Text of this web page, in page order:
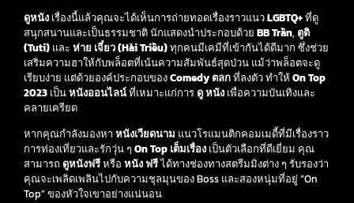
ดูหนัง เรื่องนี้แล้วคุณจะได้เห็นการถ่ายทอดเรื่องราวแนวLGBTQ+ที่ดู
สนุกสนานและเป็นธรรมชาติ นักแสดงนำประกอบด้วย BB Trần, ตูติ
(Tuti) และ ห่าย เจี๋ยว (Hải Triều)ทุกคนมีเคมีที่เข้ากันได้ดีมาก ซึ่งช่วย
เสริมความฮาให้กับพล็อตที่เน้นความสัมพันธ์สุดป่วน แม้ว่าพล็อตจะดู
เรียบง่าย แต่ด้วยองค์ประกอบของComedy ตลกที่ลงตัว ทำให้On Top
2023 เป็นหนังออนไลน์ที่เหมาะแก่การ ดู หนัง เพื่อความบันเทิงและ
คลายเครียด
หากคุณกำลังมองหา หนังเวียดนาม แนวโรแมนติกคอมเมดี้ที่มีเรื่องราว
การท่องเที่ยวและรักวุ่น ๆ On Top เต็มเรื่อง เป็นตัวเลือกที่ดีเยี่ยม คุณ
สามารถ ดูหนังฟรีหรือ หนัง ฟรีได้ทางช่องทางสตรีมมิงต่าง ๆ รับรองว่า
คุณจะเพลิดเพลินไปกับความชุลมุนของ Boss และสองหนุ่มที่อยู่ “On
Top” ของหัวใจเขาอย่างแน่นอน